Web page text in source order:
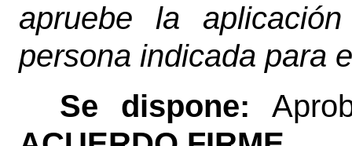
apruebe la
persona indicada para
Se dispone: